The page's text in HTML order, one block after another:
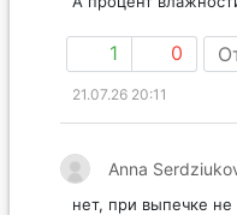
1 0
21.07.26 20:11
Anna
нет, при выпечке